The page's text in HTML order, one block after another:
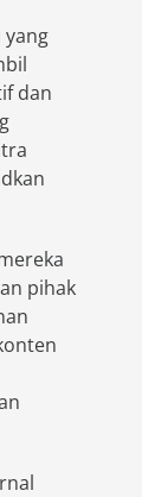
yang
dan
pihak